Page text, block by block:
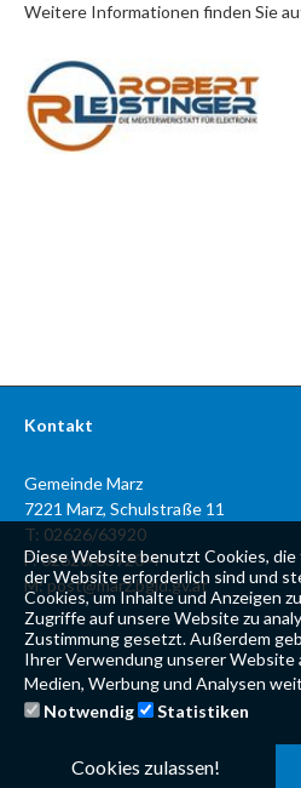
Diese Website benutzt Cookies,
der Website erforderlich sind und
Cookies, um Inhalte und Anzeigen
Zugriffe auf unsere Website zu
Zustimmung gesetzt. Außerdem
Ihrer Verwendung unserer Website
Medien, Werbung und Analysen
Notwendig
Statistiken
Cookies zulassen!
Weitere Informationen finden Sie
Kontakt
Gemeinde Marz
7221 Marz, Schulstraße 11
T: 02626/63920
F: 02626/63920-4
M:post@marz.bgld.gv.at